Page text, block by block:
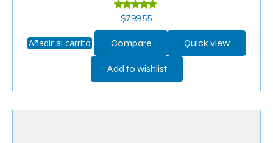
Valorado
en
4.60
de 5
$799.55
Añadir al carrito Compare Quick view
Add to wishlist